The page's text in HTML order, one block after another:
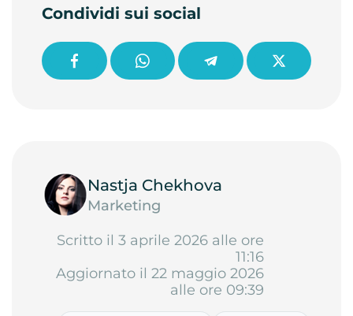
Condividi sui social
Nastja Chekhova
Marketing
Scritto il 3 aprile 2026 alle ore
11:16
Aggiornato il 22 maggio 2026
alle ore 09:39